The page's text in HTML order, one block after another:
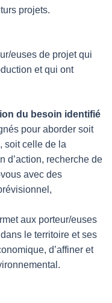
projets.
euses de projet qui
et qui ont
du besoin identifié
pour aborder soit
soit celle de la
d’action, recherche de
avec des
aux porteur/euses
le territoire et ses
d’affiner et